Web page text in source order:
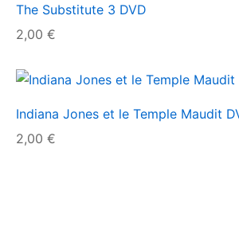
The Substitute 3 DVD
2,00 €
Indiana Jones et le Temple Maudit
2,00 €